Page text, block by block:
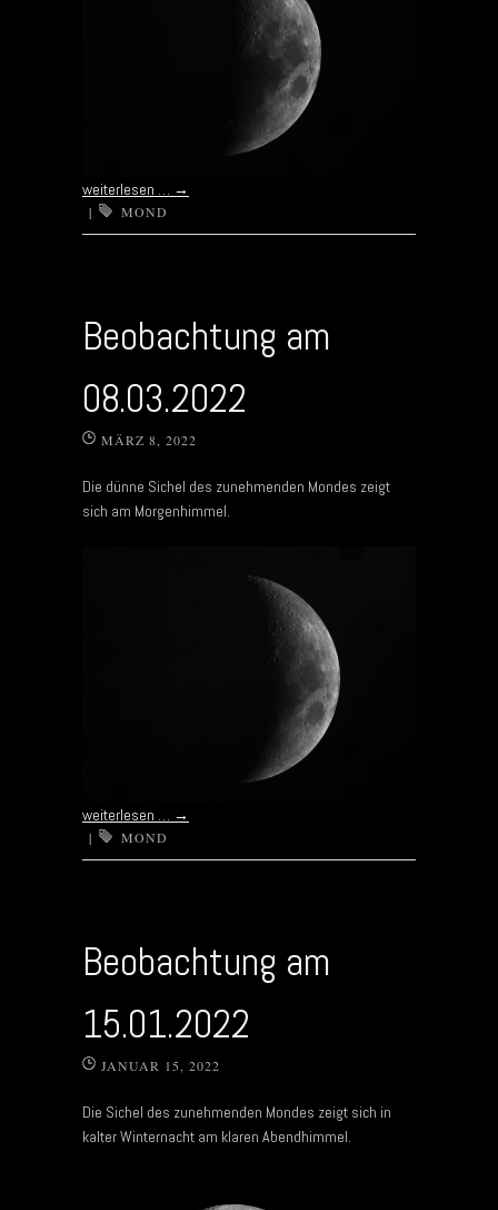
weiterlesen … →
| MOND
Beobachtung am
08.03.2022
MÄRZ 8, 2022
Die dünne Sichel des zunehmenden Mondes zeigt
sich am Morgenhimmel.
weiterlesen … →
| MOND
Beobachtung am
15.01.2022
JANUAR 15, 2022
Die Sichel des zunehmenden Mondes zeigt sich in
kalter Winternacht am klaren Abendhimmel.